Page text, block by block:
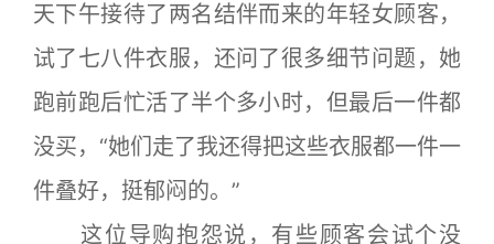
天下午接待了两名结伴而来的年轻女顾客，
试了七八件衣服，还问了很多细节问题，她
跑前跑后忙活了半个多小时，但最后一件都
没买，“她们走了我还得把这些衣服都一件一
件叠好，挺郁闷的。”
这位导购抱怨说，有些顾客会试个没